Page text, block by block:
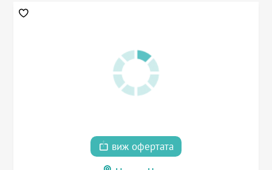
виж офертата